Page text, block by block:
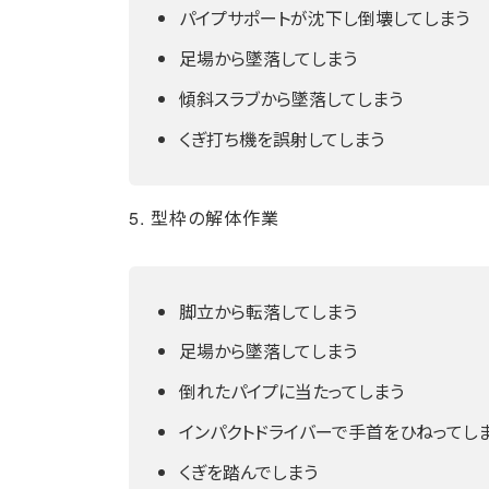
パイプサポートが沈下し倒壊してしまう
足場から墜落してしまう
傾斜スラブから墜落してしまう
くぎ打ち機を誤射してしまう
5. 型枠の解体作業
脚立から転落してしまう
足場から墜落してしまう
倒れたパイプに当たってしまう
インパクトドライバーで手首をひねってし
くぎを踏んでしまう